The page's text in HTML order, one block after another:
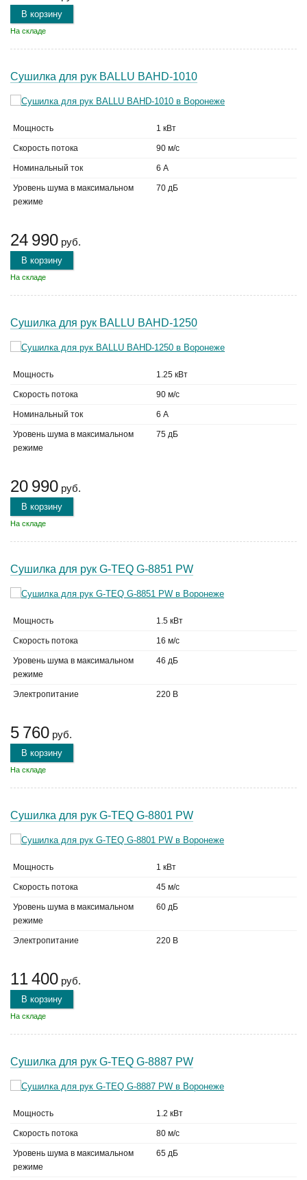
В корзину
На складе
Сушилка для рук BALLU BAHD-1010
Мощность 1 кВт
Скорость потока 90 м/с
Номинальный ток 6 А
Уровень шума в максимальном
режиме
70 дБ
24 990 руб.
В корзину
На складе
Сушилка для рук BALLU BAHD-1250
Мощность 1.25 кВт
Скорость потока 90 м/с
Номинальный ток 6 А
Уровень шума в максимальном
режиме
75 дБ
20 990 руб.
В корзину
На складе
Сушилка для рук G-TEQ G-8851 PW
Мощность 1.5 кВт
Скорость потока 16 м/с
Уровень шума в максимальном
режиме
46 дБ
Электропитание 220 В
5 760 руб.
В корзину
На складе
Сушилка для рук G-TEQ G-8801 PW
Мощность 1 кВт
Скорость потока 45 м/с
Уровень шума в максимальном
режиме
60 дБ
Электропитание 220 В
11 400 руб.
В корзину
На складе
Сушилка для рук G-TEQ G-8887 PW
Мощность 1.2 кВт
Скорость потока 80 м/с
Уровень шума в максимальном
режиме
65 дБ